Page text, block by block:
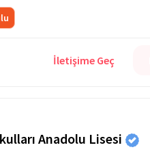
İletişime Geç
Anadolu Lisesi